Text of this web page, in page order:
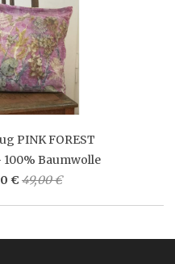
PINK FOREST
Baumwolle
€ 49,00 €